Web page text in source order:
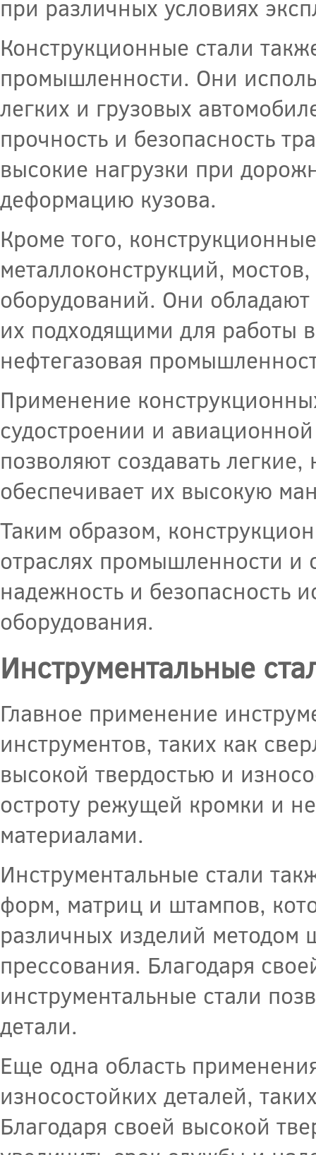
при различных условиях
Конструкционные стали
промышленности. Они
легких и грузовых
прочность и безопасность
высокие нагрузки при
деформацию кузова.
Кроме того,
металлоконструкций,
оборудований. Они
их подходящими для работы
нефтегазовая
Применение
судостроении и
позволяют создавать
обеспечивает их высокую
Таким образом,
отраслях промышленности и
надежность и безопасность
оборудования.
Инструментальные
Главное применение
инструментов, таких как
высокой твердостью и
остроту режущей кромки и
материалами.
Инструментальные стали
форм, матриц и штампов,
различных изделий методом
прессования. Благодаря
инструментальные стали
детали.
Еще одна область
износостойких деталей,
Благодаря своей высокой